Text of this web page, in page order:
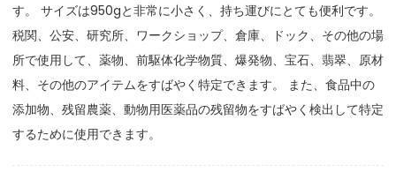
す。 サイズは950gと非常に小さく、持ち運びにとても便利です。
税関、公安、研究所、ワークショップ、倉庫、ドック、その他の場
所で使用して、薬物、前駆体化学物質、爆発物、宝石、翡翠、原材
料、その他のアイテムをすばやく特定できます。 また、食品中の
添加物、残留農薬、動物用医薬品の残留物をすばやく検出して特定
するために使用できます。